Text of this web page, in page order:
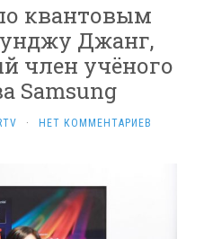
квантовым
Джанг,
член учёного
Samsung
· НЕТ КОММЕНТАРИЕВ